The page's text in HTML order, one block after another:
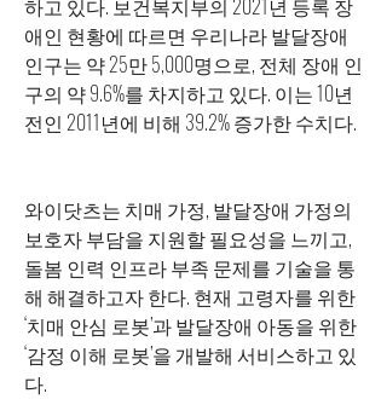
하고 있다. 보건복지부의 2021년 등록 장
애인 현황에 따르면 우리나라 발달장애
인구는 약 25만 5,000명으로, 전체 장애 인
구의 약 9.6%를 차지하고 있다. 이는 10년
전인 2011년에 비해 39.2% 증가한 수치다.
와이닷츠는 치매 가정, 발달장애 가정의
보호자 부담을 지원할 필요성을 느끼고,
돌봄 인력 인프라 부족 문제를 기술을 통
해 해결하고자 한다. 현재 고령자를 위한
‘치매 안심 로봇’과 발달장애 아동을 위한
‘감정 이해 로봇’을 개발해 서비스하고 있
다.